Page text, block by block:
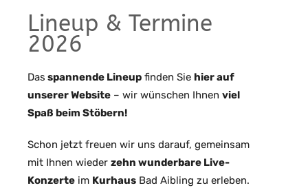
Lineup & Termine
2026
Das spannende Lineup finden Sie hier auf
unserer Website – wir wünschen Ihnen viel
Spaß beim Stöbern!
Schon jetzt freuen wir uns darauf, gemeinsam
mit Ihnen wieder zehn wunderbare Live-
Konzerte im Kurhaus Bad Aibling zu erleben.